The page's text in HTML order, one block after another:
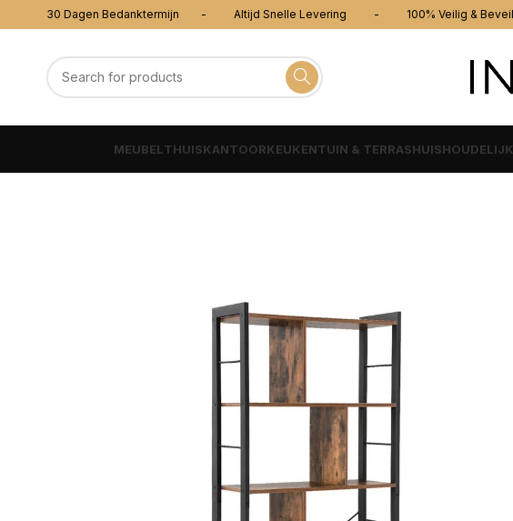
30 Dagen Bedanktermijn - Altijd Snelle Levering - 100% Veilig &
MEUBEL THUISKANTOORKEUKENTUIN & TERRAS